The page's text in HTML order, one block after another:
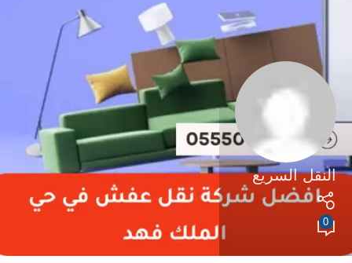
النقل السريع
0